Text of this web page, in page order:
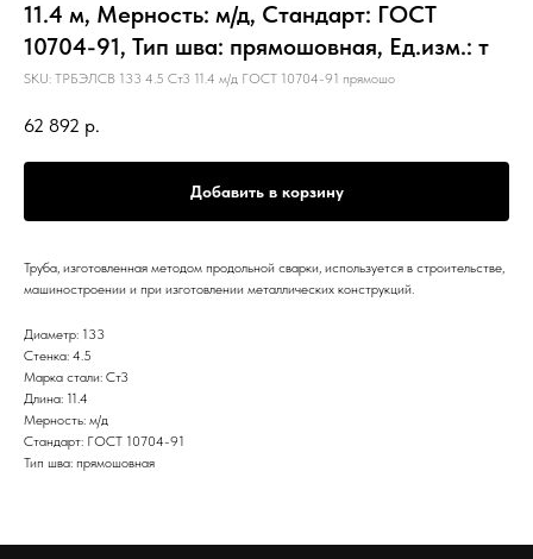
11.4 м, Мерность: м/д, Стандарт: ГОСТ
10704-91, Тип шва: прямошовная, Ед.изм.: т
SKU: ТРБЭЛСВ 133 4.5 Ст3 11.4 м/д ГОСТ 10704-91 прямошо
62 892 р.
Добавить в корзину
Труба, изготовленная методом продольной сварки, используется в строительстве,
машиностроении и при изготовлении металлических конструкций.
Диаметр: 133
Стенка: 4.5
Марка стали: Ст3
Длина: 11.4
Мерность: м/д
Стандарт: ГОСТ 10704-91
Тип шва: прямошовная